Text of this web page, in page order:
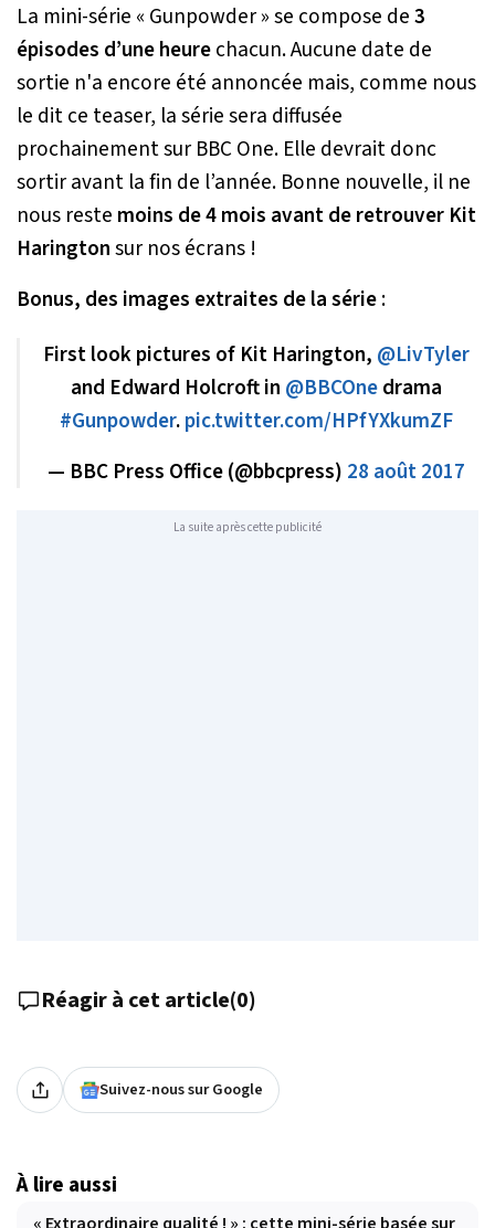
La mini-série « Gunpowder » se compose de3
épisodes d’une heurechacun. Aucune date de
sortie n'a encore été annoncée mais, comme nous
le dit ce teaser, la série sera diffusée
prochainement sur BBC One. Elle devrait donc
sortir avant la fin de l’année. Bonne nouvelle, il ne
nous reste moins de 4 mois avant de retrouver Kit
Haringtonsur nos écrans !
Bonus, des images extraites de la série:
First look pictures of Kit Harington, @LivTyler
and Edward Holcroft in @BBCOnedrama
#Gunpowder.pic.twitter.com/HPfYXkumZF
— BBC Press Office (@bbcpress) 28 août 2017
La suite après cette publicité
Réagir à cet article(0)
Suivez-nous sur Google
À lire aussi